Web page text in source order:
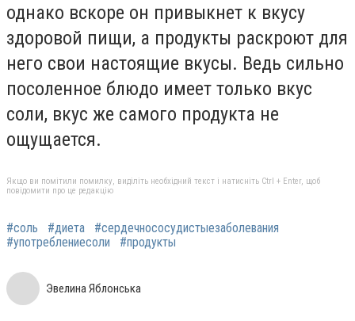
однако вскоре он привыкнет к вкусу
здоровой пищи, а продукты раскроют для
него свои настоящие вкусы. Ведь сильно
посоленное блюдо имеет только вкус
соли, вкус же самого продукта не
ощущается.
Якщо ви помітили помилку, виділіть необхідний текст і натисніть Ctrl + Enter, щоб
повідомити про це редакцію
#соль #диета
#сердечнососудистыезаболевания
#употреблениесоли
#продукты
Эвелина Яблонська